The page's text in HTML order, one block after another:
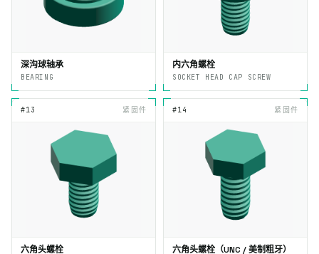
深沟球轴承
BEARING
内六角螺栓
SOCKET HEAD CAP SCREW
#13 紧固件
六角头螺栓
#14 紧固件
六角头螺栓（UNC / 美制粗牙）